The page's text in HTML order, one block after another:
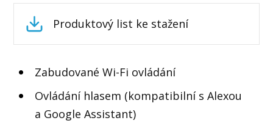
Produktový list ke stažení
Zabudované Wi-Fi ovládání
Ovládání hlasem (kompatibilní s Alexou
a Google Assistant)